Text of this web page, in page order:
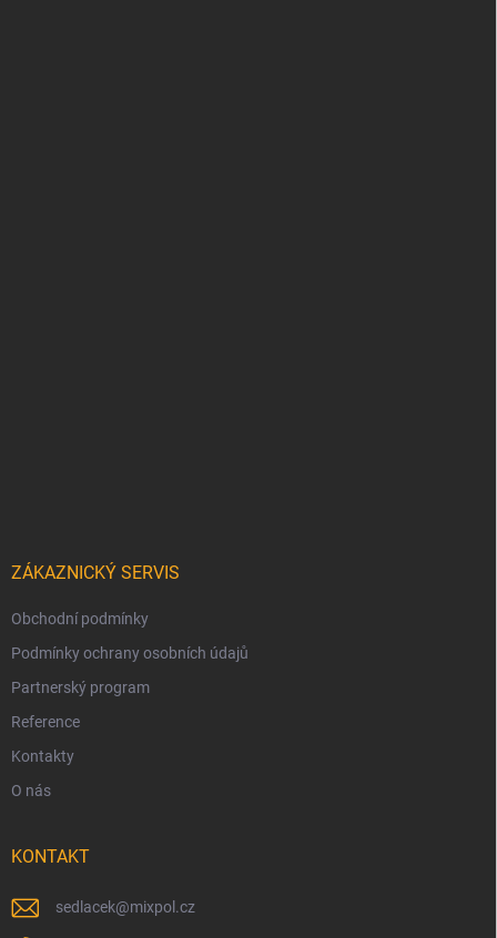
ZÁKAZNICKÝ SERVIS
Obchodní podmínky
Podmínky ochrany osobních údajů
Partnerský program
Reference
Kontakty
O nás
KONTAKT
sedlacek@mixpol.cz